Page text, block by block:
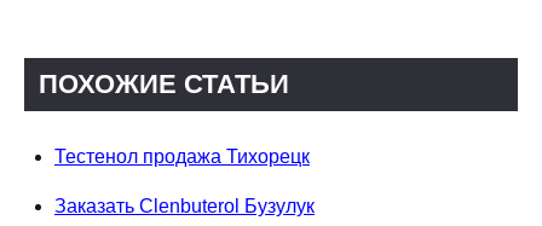
ПОХОЖИЕ СТАТЬИ
Тестенол продажа Тихорецк
Заказать Clenbuterol Бузулук